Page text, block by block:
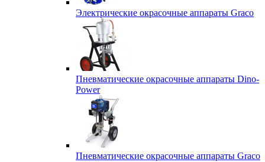
Электрические окрасочные аппараты Graco
Пневматические окрасочные аппараты Dino-
Power
Пневматические окрасочные аппараты Graco